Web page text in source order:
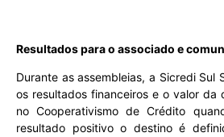
Resultados para o associado e
Durante as assembleias, a Sicredi Sul
os resultados financeiros e o valor da
no Cooperativismo de Crédito
resultado positivo o destino é